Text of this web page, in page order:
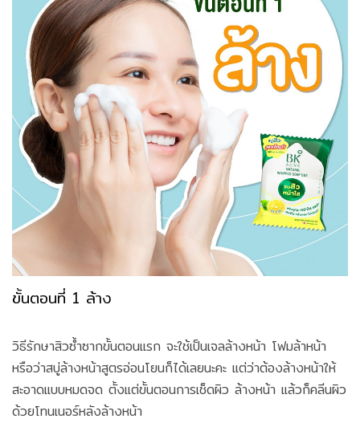
ขั้นตอนที่ 1 ล้าง
วิธีรักษาสิวซ้ำซากขั้นตอนแรก จะใช้เป็นเจลล้างหน้า โฟมล้าหน้า
หรือว่าสบู่ล้างหน้าสูตรอ่อนโยนก็ได้เลยนะคะ แต่ว่าต้องล้างหน้าให้
สะอาดแบบหมดจด ตั้งแต่ขั้นตอนการเช็ดผิว ล้างหน้า แล้วก็คลีนผิว
ด้วยโทนเนอร์หลังล้างหน้า